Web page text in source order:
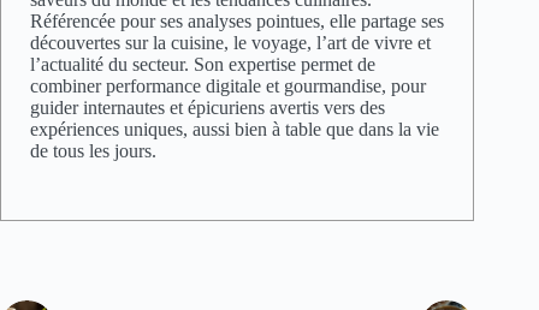
Référencée pour ses analyses pointues, elle partage ses
découvertes sur la cuisine, le voyage, l’art de vivre et
l’actualité du secteur. Son expertise permet de
combiner performance digitale et gourmandise, pour
guider internautes et épicuriens avertis vers des
expériences uniques, aussi bien à table que dans la vie
de tous les jours.